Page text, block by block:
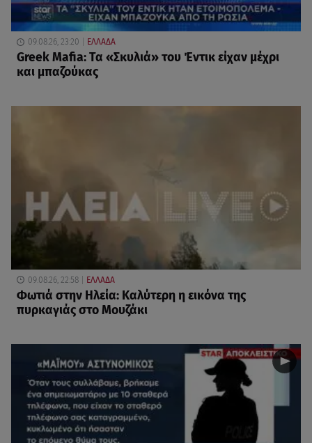
09.08.26, 23:20 ΕΛΛΑΔΑ
Greek Mafia: Τα «Σκυλιά» του Έντικ είχαν μέχρι
και μπαζούκας
09.08.26, 22:58 ΕΛΛΑΔΑ
Φωτιά στην Ηλεία: Καλύτερη η εικόνα της
πυρκαγιάς στο Μουζάκι